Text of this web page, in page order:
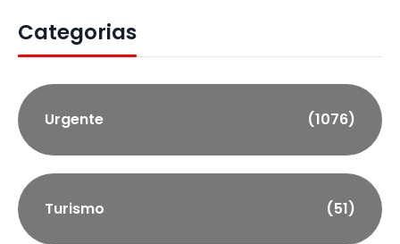
Categorias
Urgente (1076)
Turismo (51)